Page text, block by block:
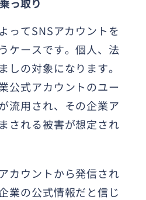
ってSNSアカウントを
ケースです。個人、法
しの対象になります。
公式アカウントのユー
流用され、その企業ア
される被害が想定され
カウントから発信され
業の公式情報だと信じ